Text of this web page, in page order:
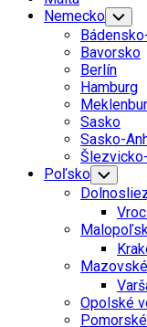
Nemecko Toggle
Child
Menu
Bavorsko
Berlín
Hamburg
Sasko
Sasko-
Poľsko Toggle
Child
Menu
Opolské